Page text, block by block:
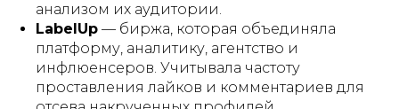
анализом их аудитории.
LabelUp — биржа, которая объединяла
платформу, аналитику, агентство и
инфлюенсеров. Учитывала частоту
проставления лайков и комментариев для